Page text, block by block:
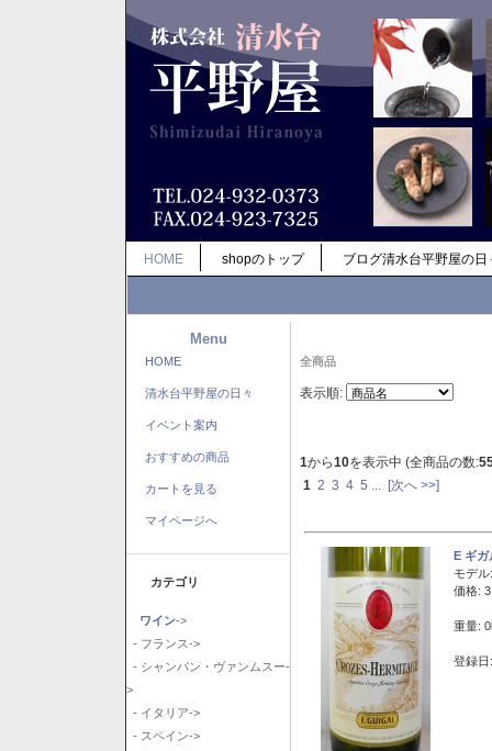
HOME shopのトップ ブログ清水台平野屋の日
Menu
HOME
清水台平野屋の日々
イベント案内
おすすめの商品
カートを見る
マイページへ
カテゴリ
ワイン->
- フランス->
- シャンパン・ヴァンムスー-
>
- イタリア->
- スペイン->
全商品
表示順:
1から10を表示中 (全商品の数:
1 2 3 4 5 [次へ >>]
E ギ
モデル:
価格:
重量:
登録